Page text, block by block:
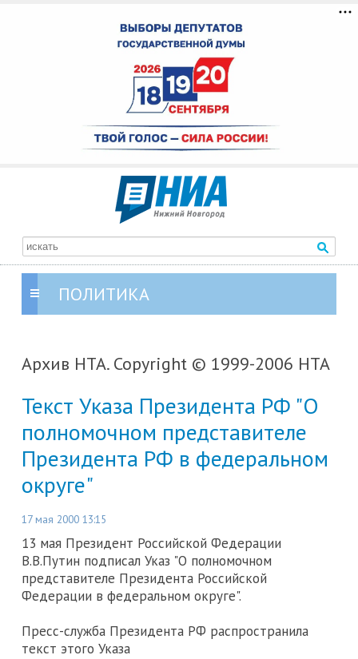
ПОЛИТИКА
Архив НТА. Copyright © 1999-2006 НТА
Текст Указа Президента РФ "О
полномочном представителе
Президента РФ в федеральном
округе"
17 мая 2000 13:15
13 мая Президент Российской Федерации
В.В.Путин подписал Указ "О полномочном
представителе Президента Российской
Федерации в федеральном округе".
Пресс-служба Президента РФ распространила
текст этого Указа